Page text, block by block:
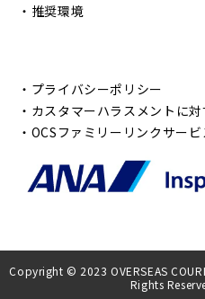
・ 推奨環境
・ プライバシーポリシー
・ カスタマーハラスメントに
・ OCSファミリーリンクサービ
Copyright © 2023 OVERSEAS
Rights